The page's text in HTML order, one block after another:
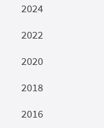
2024
2022
2020
2018
2016